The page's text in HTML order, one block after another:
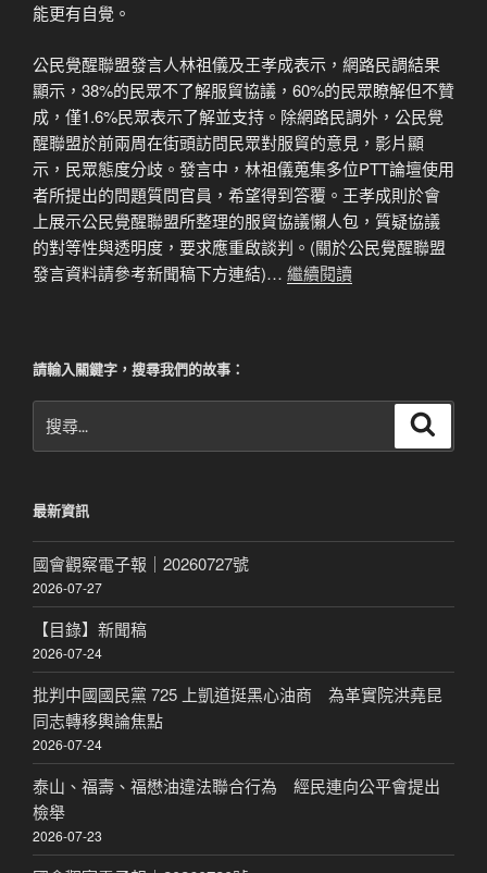
能更有自覺。
公民覺醒聯盟發言人林祖儀及王孝成表示，網路民調結果
顯示，38%的民眾不了解服貿協議，60%的民眾瞭解但不贊
成，僅1.6%民眾表示了解並支持。除網路民調外，公民覺
醒聯盟於前兩周在街頭訪問民眾對服貿的意見，影片顯
示，民眾態度分歧。發言中，林祖儀蒐集多位PTT論壇使用
者所提出的問題質問官員，希望得到答覆。王孝成則於會
上展示公民覺醒聯盟所整理的服貿協議懶人包，質疑協議
的對等性與透明度，要求應重啟談判。(關於公民覺醒聯盟
發言資料請參考新聞稿下方連結)… 繼續閱讀
請輸入關鍵字，搜尋我們的故事：
尋
字:
最新資訊
國會觀察電子報｜20260727號
2026-07-27
【目錄】新聞稿
2026-07-24
批判中國國民黨 725 上凱道挺黑心油商 為革實院洪堯昆
同志轉移輿論焦點
2026-07-24
泰山、福壽、福懋油違法聯合行為 經民連向公平會提出
檢舉
2026-07-23